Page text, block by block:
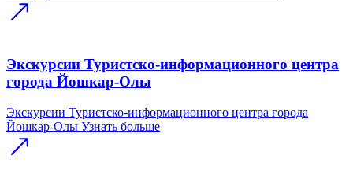
Экскурсии Туристско-информационного центра
города Йошкар-Олы
Экскурсии Туристско-информационного центра города
Йошкар-Олы Узнать больше